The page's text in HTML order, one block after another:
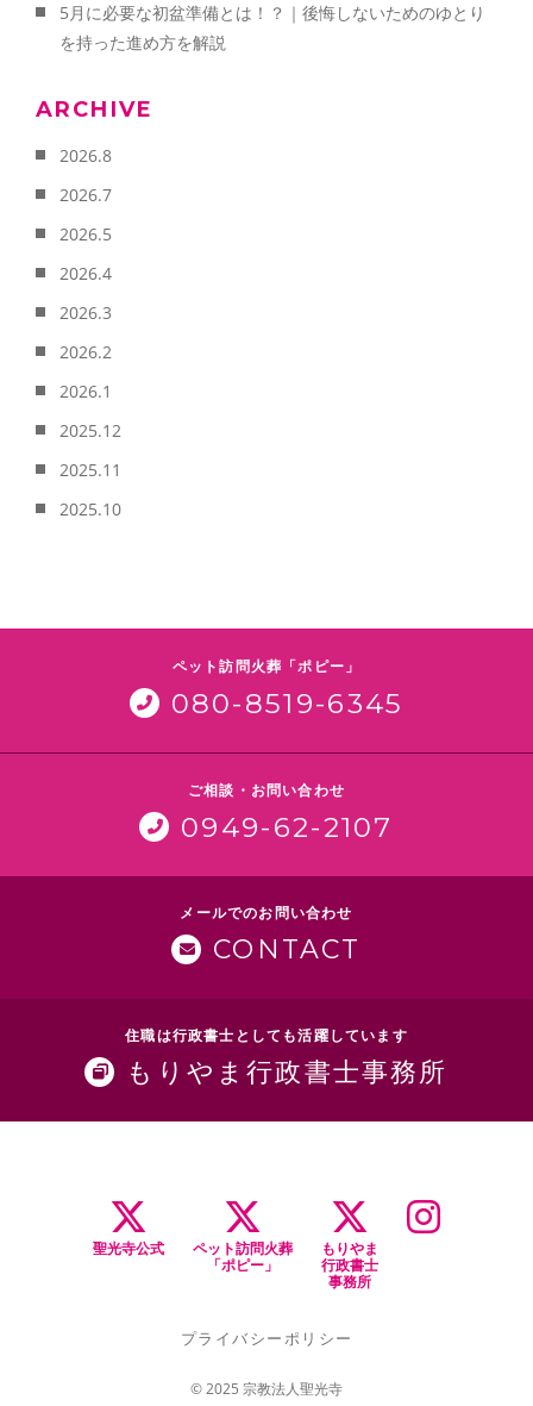
5月に必要な初盆準備とは！？｜後悔しないためのゆとり
を持った進め方を解説
ARCHIVE
2026.8
2026.7
2026.5
2026.4
2026.3
2026.2
2026.1
2025.12
2025.11
2025.10
ペット訪問火葬「ポピー」
080-8519-6345
ご相談・お問い合わせ
0949-62-2107
メールでのお問い合わせ
CONTACT
住職は行政書士としても活躍しています
もりやま行政書士事務所
聖光寺公式
ペット訪問火葬
「ポピー」
もりやま
行政書士
事務所
プライバシーポリシー
© 2025 宗教法人聖光寺